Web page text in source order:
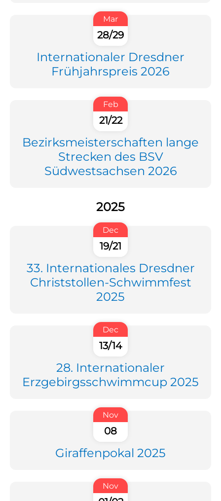
Mar
28/29
Internationaler Dresdner
Frühjahrspreis 2026
Feb
21/22
Bezirksmeisterschaften lange
Strecken des BSV
Südwestsachsen 2026
2025
Dec
19/21
33. Internationales Dresdner
Christstollen-Schwimmfest
2025
Dec
13/14
28. Internationaler
Erzgebirgsschwimmcup 2025
Nov
08
Giraffenpokal 2025
Nov